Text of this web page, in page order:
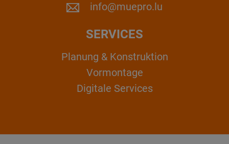
info@muepro.lu
SERVICES
Planung & Konstruktion
Vormontage
Digitale Services